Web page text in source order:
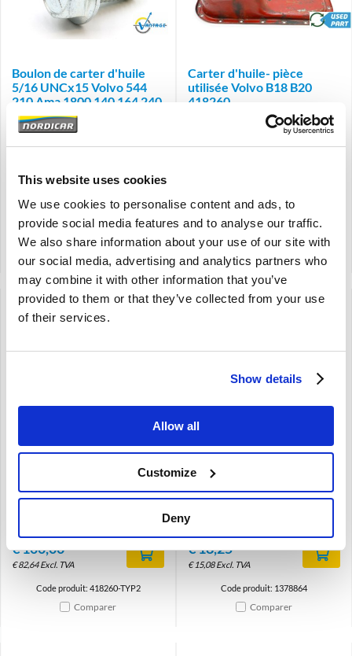
This website uses cookies
We use cookies to personalise content and ads, to
provide social media features and to analyse our traffic.
We also share information about your use of our site with
our social media, advertising and analytics partners who
may combine it with other information that you’ve
provided to them or that they’ve collected from your use
of their services.
Show details
Allow all
Customize
Deny
Brand
Boulon de carter d'huile
5/16 UNCx15 Volvo 544
210 Ama 1800 140 164 240
260 -84 942402
544 210 Amazon P1800 140 164
240 260
1,86Excl. TVA
brand
Carter d'huile- pièce
utilisée Volvo B18 B20
418260
€81,00Excl. TVA
418260
544 210 Amazon P1800 140 240
€100,00
€82,64 Excl. TVA
Code produit: 418260-TYP2
Comparer
Brand
Joint de carter d'huile
B23 B200 B230 1378864
B18 B20 B19 B21 B23 B200
€18,25
€15,08 Excl. TVA
Code produit: 1378864
Comparer